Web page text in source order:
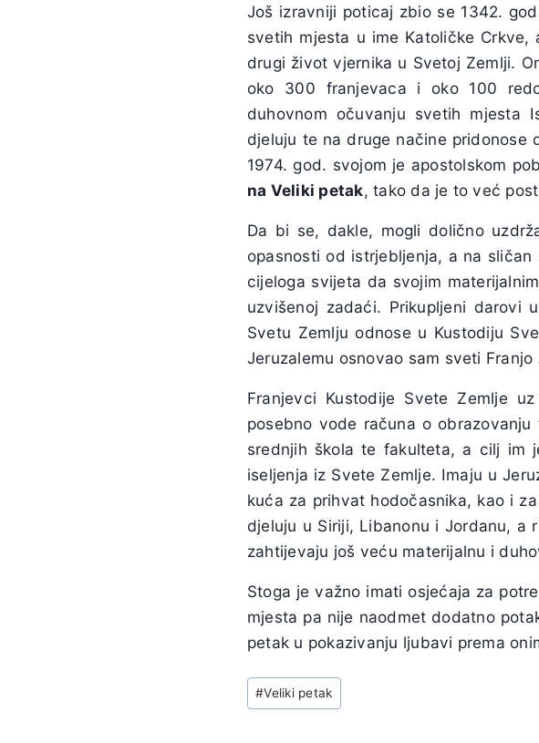
Još izravniji poticaj zbio se 1342.
svetih mjesta u ime Katoličke
drugi život vjernika u Svetoj Zemlji.
oko 300 franjevaca i oko 100
duhovnom očuvanju svetih mjesta
djeluju te na druge načine pridonose
1974. god. svojom je apostolskom
na Veliki petak, tako da je to već
Da bi se, dakle, mogli dolično
opasnosti od istrjebljenja, a na
cijeloga svijeta da svojim
uzvišenoj zadaći. Prikupljeni darovi
Svetu Zemlju odnose u Kustodiju
Jeruzalemu osnovao sam sveti Franjo
Franjevci Kustodije Svete Zemlje
posebno vode računa o
srednjih škola te fakulteta, a cilj im
iseljenja iz Svete Zemlje. Imaju u
kuća za prihvat hodočasnika, kao i
djeluju u Siriji, Libanonu i Jordanu, a
zahtijevaju još veću materijalnu i
Stoga je važno imati osjećaja za
mjesta pa nije naodmet dodatno
petak u pokazivanju ljubavi prema
Post
Tags:
#Veliki petak